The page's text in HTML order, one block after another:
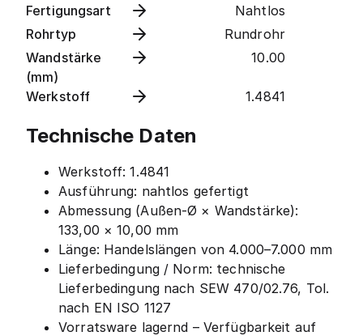
Fertigungsart
Nahtlos
Rohrtyp
Rundrohr
Wandstärke
(mm)
10.00
Werkstoff 1.4841
Technische Daten
Werkstoff: 1.4841
Ausführung: nahtlos gefertigt
Abmessung (Außen-Ø × Wandstärke):
133,00 × 10,00 mm
Länge: Handelslängen von 4.000–7.000 mm
Lieferbedingung / Norm: technische
Lieferbedingung nach SEW 470/02.76, Tol.
nach EN ISO 1127
Vorratsware lagernd – Verfügbarkeit auf